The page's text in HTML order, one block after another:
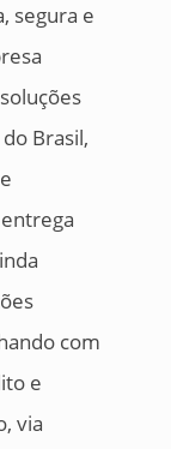
segura e
Brasil,
com
e
via